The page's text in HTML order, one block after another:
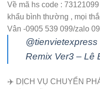
Về mã hs code :
khẩu bình thường , mọi
Vân -0905 539 099/zalo
@tienvietexpress
Remix Ver3 – Lê
✈️ DỊCH VỤ CHUYỂN